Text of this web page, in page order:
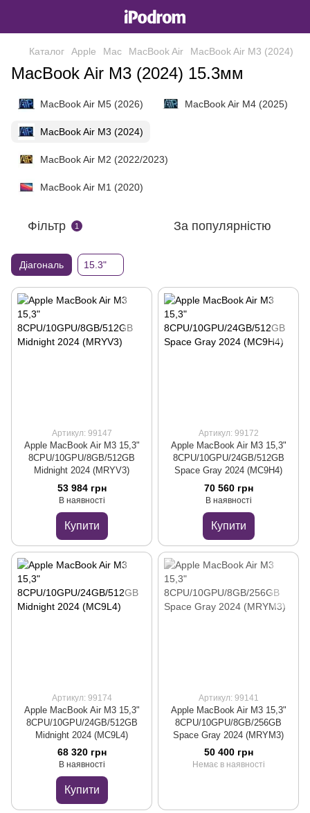
Каталог Apple Mac MacBook Air MacBook Air M3 (2024)
MacBook Air M3 (2024) 15.3мм
MacBook Air M5 (2026) MacBook Air M4 (2025)
MacBook Air M3 (2024)
MacBook Air M2 (2022/2023)
MacBook Air M1 (2020)
Фільтр 1 За популярністю
Діагональ 15.3"
Артикул: 99147
Apple MacBook Air M3 15,3"
8CPU/10GPU/8GB/512GB
Midnight 2024 (MRYV3)
53 984 грн
В наявності
Купити
Артикул: 99172
Apple MacBook Air M3 15,3"
8CPU/10GPU/24GB/512GB
Space Gray 2024 (MC9H4)
70 560 грн
В наявності
Купити
Артикул: 99174
Apple MacBook Air M3 15,3"
8CPU/10GPU/24GB/512GB
Midnight 2024 (MC9L4)
68 320 грн
В наявності
Купити
Артикул: 99141
Apple MacBook Air M3 15,3"
8CPU/10GPU/8GB/256GB
Space Gray 2024 (MRYM3)
50 400 грн
Немає в наявності